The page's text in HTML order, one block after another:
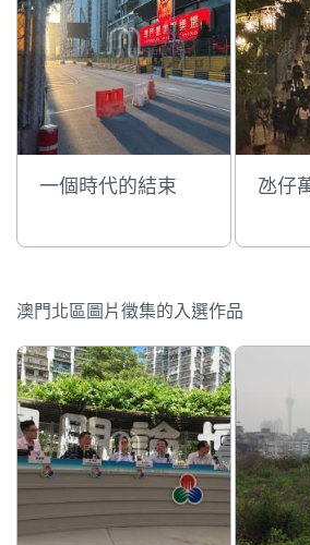
一個時代的結束 氹仔
澳門北區圖片徵集的入選作品